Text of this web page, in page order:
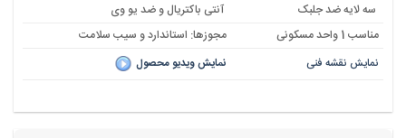
سه لایه ضد جلبک
آنتی باکتریال و ضد یو وی
مناسب 1 واحد مسکونی
مجوزها: استاندارد و سیب سلامت
نمایش نقشه فنی نمایش ویدیو محصول